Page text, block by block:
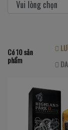
Có 10 sản
phẩm